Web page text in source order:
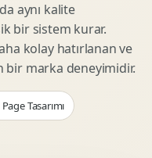
aynı kalite
bir sistem kurar.
kolay hatırlanan ve
bir marka deneyimidir.
Tasarımı